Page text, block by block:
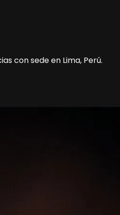
con sede en Lima, Perú.